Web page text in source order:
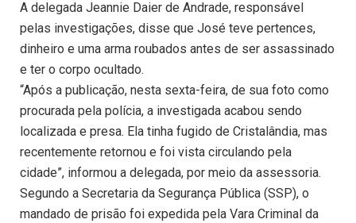
A delegada Jeannie Daier de Andrade, responsável
pelas investigações, disse que José teve pertences,
dinheiro e uma arma roubados antes de ser assassinado
e ter o corpo ocultado.
“Após a publicação, nesta sexta-feira, de sua foto como
procurada pela polícia, a investigada acabou sendo
localizada e presa. Ela tinha fugido de Cristalândia, mas
recentemente retornou e foi vista circulando pela
cidade”, informou a delegada, por meio da assessoria.
Segundo a Secretaria da Segurança Pública (SSP), o
mandado de prisão foi expedida pela Vara Criminal da